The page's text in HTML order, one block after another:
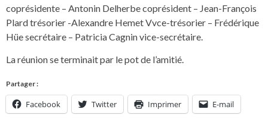
coprésidente – Antonin Delherbe coprésident – Jean-François
Plard trésorier -Alexandre Hemet Vvce-trésorier – Frédérique
Hüe secrétaire – Patricia Cagnin vice-secrétaire.
La réunion se terminait par le pot de l’amitié.
Partager :
Facebook Twitter Imprimer E-mail